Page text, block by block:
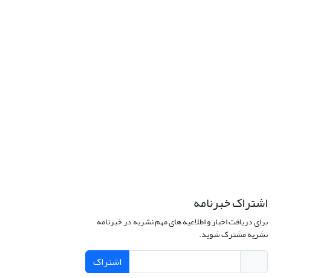
اشتراک خبرنامه
برای دریافت اخبار و اطلاعیه های مهم نشریه در خبرنامه
نشریه مشترک شوید.
اشتراک